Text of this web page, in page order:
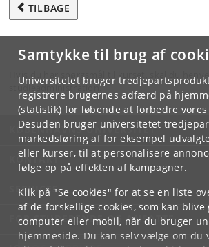
Samtykke til brug af
Universitetet bruger
registrere brugernes adfærd på
(statistik) for løbende at forbedre vores
Desuden bruger universitetet
markedsføring af for eksempel
eller kurser, til at personalisere
følge op på effekten af kampagner.
Klik på "Se cookies" for at se en liste
af de forskellige cookies, som kan blive
computer eller mobil, når du bruger
hjemmeside. Du kan selv vælge om du
TILBAGE
Hvis du har spørgsmål til kurset, skal du
studieadministration.
KØBENHAVNS UNIVERSITET
KONTAKT
SERVICES
FOR STUDERENDE OG ANSATTE